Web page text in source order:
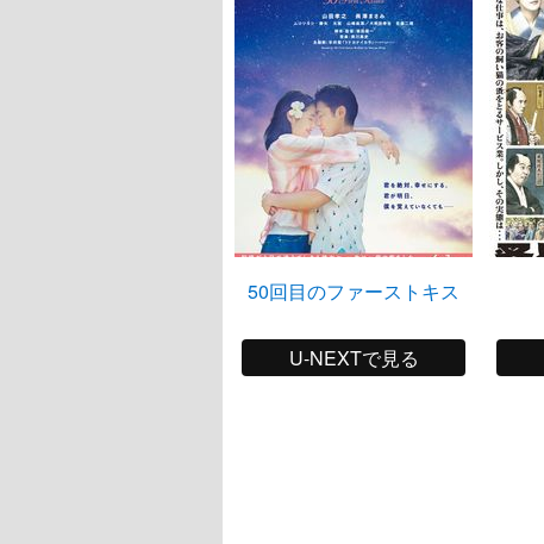
50回目のファーストキス
U-NEXTで見る